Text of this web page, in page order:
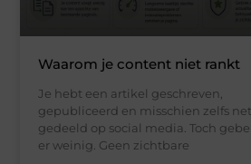
Waarom je content niet rankt
Je hebt een artikel geschreven,
gepubliceerd en misschien zelfs
gedeeld op social media. Toch
er weinig. Geen zichtbare